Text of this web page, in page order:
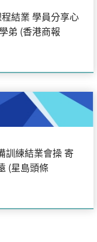
結業 學員分享心
弟 (香港商報
訓練結業會操 寄
(星島頭條